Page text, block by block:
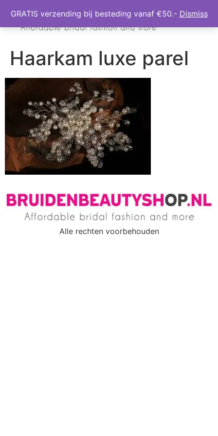
Haarkam luxe parel
Alle rechten voorbehouden
GRATIS verzending bij besteding vanaf €50.- Dismiss